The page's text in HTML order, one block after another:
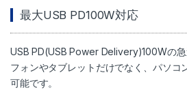
最大USB PD100W対応
USB PD(USB Power Delivery)100Wの
フォンやタブレットだけでなく、パソコ
可能です。